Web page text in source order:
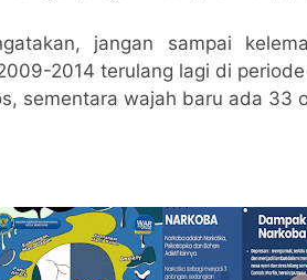
jangan sampai
2014 terulang lagi di
sementara wajah baru ada 33